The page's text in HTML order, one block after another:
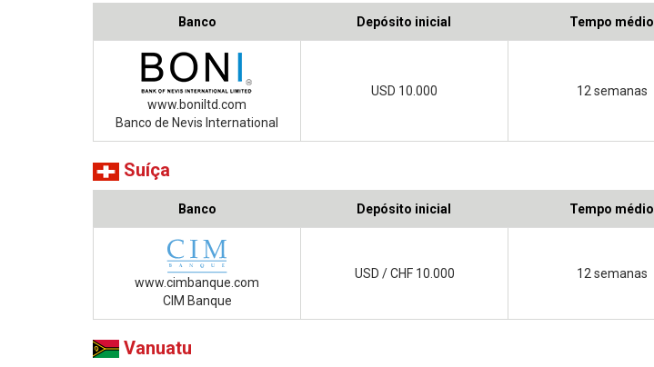
Banco Depósito inicial Tempo médio
www.boniltd.com
Banco de Nevis International
USD 10.000 12 semanas
Suíça
Banco Depósito inicial Tempo médio
www.cimbanque.com
CIM Banque
USD / CHF 10.000 12 semanas
Vanuatu